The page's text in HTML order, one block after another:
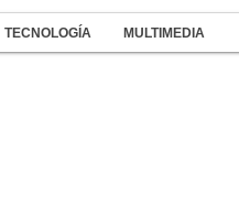
TECNOLOGÍA MULTIMEDIA